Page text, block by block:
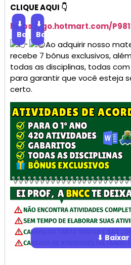
CLIQUE AQUI 👇
https://go.hotmart.com/
⬇
Baixar
⬇
Baixar
Ao adquirir nosso
recebe 7 bônus exclusivos,
todas as disciplinas, todas
para garantir que você esteja
certo.
⬇ Baixar